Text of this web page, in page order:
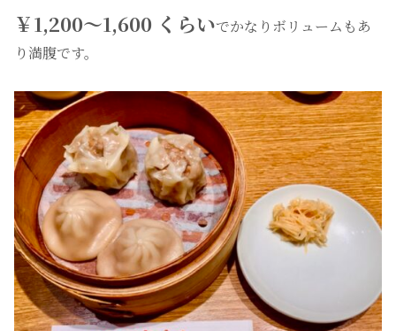
￥1,200〜1,600 くらいでかなりボリュームもあ
り満腹です。